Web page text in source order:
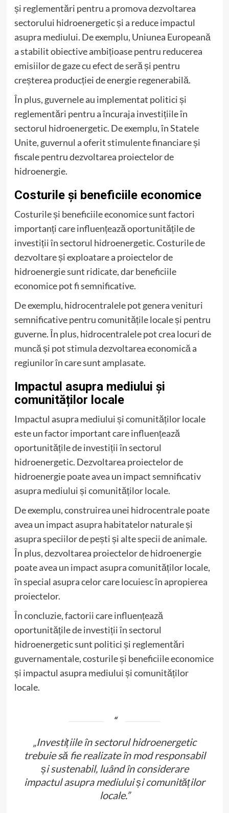
și reglementări pentru a promova dezvoltarea
sectorului hidroenergetic și a reduce impactul
asupra mediului. De exemplu, Uniunea Europeană
a stabilit obiective ambițioase pentru reducerea
emisiilor de gaze cu efect de seră și pentru
creșterea producției de energie regenerabilă.
În plus, guvernele au implementat politici și
reglementări pentru a încuraja investițiile în
sectorul hidroenergetic. De exemplu, în Statele
Unite, guvernul a oferit stimulente financiare și
fiscale pentru dezvoltarea proiectelor de
hidroenergie.
Costurile și beneficiile economice
Costurile și beneficiile economice sunt factori
importanți care influențează oportunitățile de
investiții în sectorul hidroenergetic. Costurile de
dezvoltare și exploatare a proiectelor de
hidroenergie sunt ridicate, dar beneficiile
economice pot fi semnificative.
De exemplu, hidrocentralele pot genera venituri
semnificative pentru comunitățile locale și pentru
guverne. În plus, hidrocentralele pot crea locuri de
muncă și pot stimula dezvoltarea economică a
regiunilor în care sunt amplasate.
Impactul asupra mediului și
comunităților locale
Impactul asupra mediului și comunităților locale
este un factor important care influențează
oportunitățile de investiții în sectorul
hidroenergetic. Dezvoltarea proiectelor de
hidroenergie poate avea un impact semnificativ
asupra mediului și comunităților locale.
De exemplu, construirea unei hidrocentrale poate
avea un impact asupra habitatelor naturale și
asupra speciilor de pești și alte specii de animale.
În plus, dezvoltarea proiectelor de hidroenergie
poate avea un impact asupra comunităților locale,
în special asupra celor care locuiesc în apropierea
proiectelor.
În concluzie, factorii care influențează
oportunitățile de investiții în sectorul
hidroenergetic sunt politici și reglementări
guvernamentale, costurile și beneficiile economice
și impactul asupra mediului și comunităților
locale.
„Investițiile în sectorul hidroenergetic
trebuie să fie realizate în mod responsabil
și sustenabil, luând în considerare
impactul asupra mediului și comunităților
locale.”